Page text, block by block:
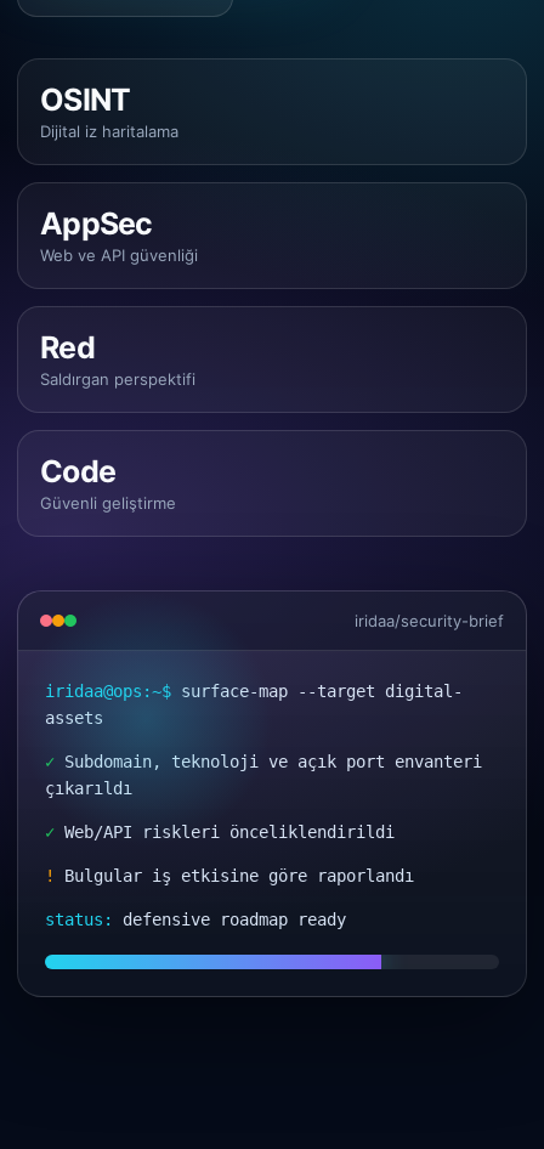
OSINT
Dijital iz haritalama
AppSec
Web ve API güvenliği
Red
Saldırgan perspektifi
Code
Güvenli geliştirme
iridaa/security-brief
iridaa@ops:~$ surface-map --target digital-
assets
✓ Subdomain, teknoloji ve açık port envanteri
çıkarıldı
✓ Web/API riskleri önceliklendirildi
! Bulgular iş etkisine göre raporlandı
status: defensive roadmap ready